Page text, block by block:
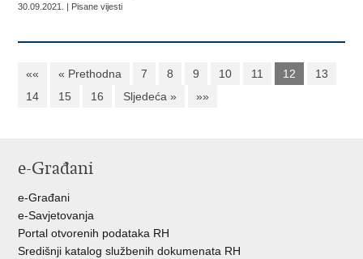
30.09.2021. | Pisane vijesti
«« « Prethodna 7 8 9 10 11 12
13
14
15 16 Sljedeća » »»
e-Građani
e-Građani
e-Savjetovanja
Portal otvorenih podataka RH
Središnji katalog službenih dokumenata RH